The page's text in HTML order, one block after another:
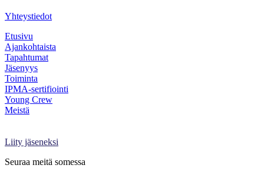
Yhteystiedot
Etusivu
Ajankohtaista
Tapahtumat
Jäsenyys
Toiminta
IPMA-sertifiointi
Young Crew
Meistä
Liity jäseneksi
Seuraa meitä somessa